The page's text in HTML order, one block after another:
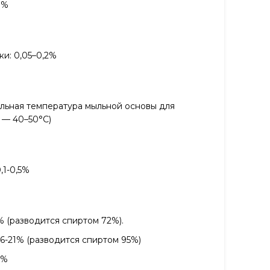
0,05–0,2%
температура мыльной основы для
40–50°С)
0,5%
(разводится спиртом 72%).
(разводится спиртом 95%)